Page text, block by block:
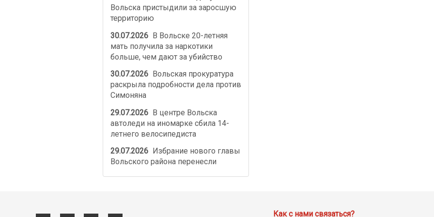
Вольска пристыдили за заросшую
территорию
30.07.2026 В Вольске 20-летняя
мать получила за наркотики
больше, чем дают за убийство
30.07.2026 Вольская прокуратура
раскрыла подробности дела против
Симоняна
29.07.2026 В центре Вольска
автоледи на иномарке сбила 14-
летнего велосипедиста
29.07.2026 Избрание нового главы
Вольского района перенесли
Как с нами связаться?